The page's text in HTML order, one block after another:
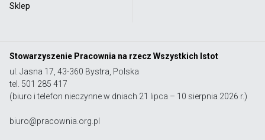
Sklep
Stowarzyszenie Pracownia na rzecz Wszystkich Istot
ul. Jasna 17, 43-360 Bystra, Polska
tel. 501 285 417
(biuro i telefon nieczynne w dniach 21 lipca – 10 sierpnia 2026 r.)
biuro@pracownia.org.pl